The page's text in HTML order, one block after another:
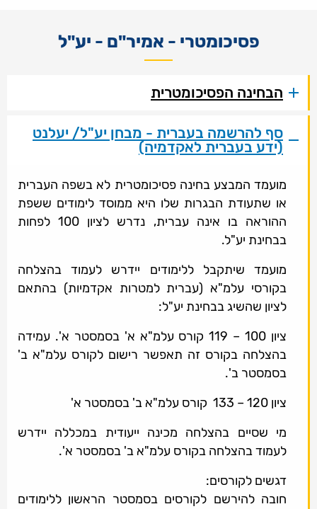
פסיכומטרי - אמיר"ם - יע"ל
הבחינה הפסיכומטרית
סף להרשמה בעברית - מבחן יע"ל/ יעלנט
(ידע בעברית לאקדמיה)
מועמד המבצע בחינה פסיכומטרית לא בשפה העברית
או שתעודת הבגרות שלו היא ממוסד לימודים ששפת
ההוראה בו אינה עברית, נדרש לציון 100 לפחות
בבחינת יע"ל.
מועמד שיתקבל ללימודים יידרש לעמוד בהצלחה
בקורסי עלמ"א (עברית למטרות אקדמיות) בהתאם
לציון שהשיג בבחינת יע"ל:
ציון 100 – 119 קורס עלמ"א א' בסמסטר א'. עמידה
בהצלחה בקורס זה תאפשר רישום לקורס עלמ"א ב'
בסמסטר ב'.
ציון 120 – 133 קורס עלמ"א ב' בסמסטר א'
מי שסיים בהצלחה מכינה ייעודית במכללה יידרש
לעמוד בהצלחה בקורס עלמ"א ב' בסמסטר א'.
דגשים לקורסים:
חובה להירשם לקורסים בסמסטר הראשון ללימודים